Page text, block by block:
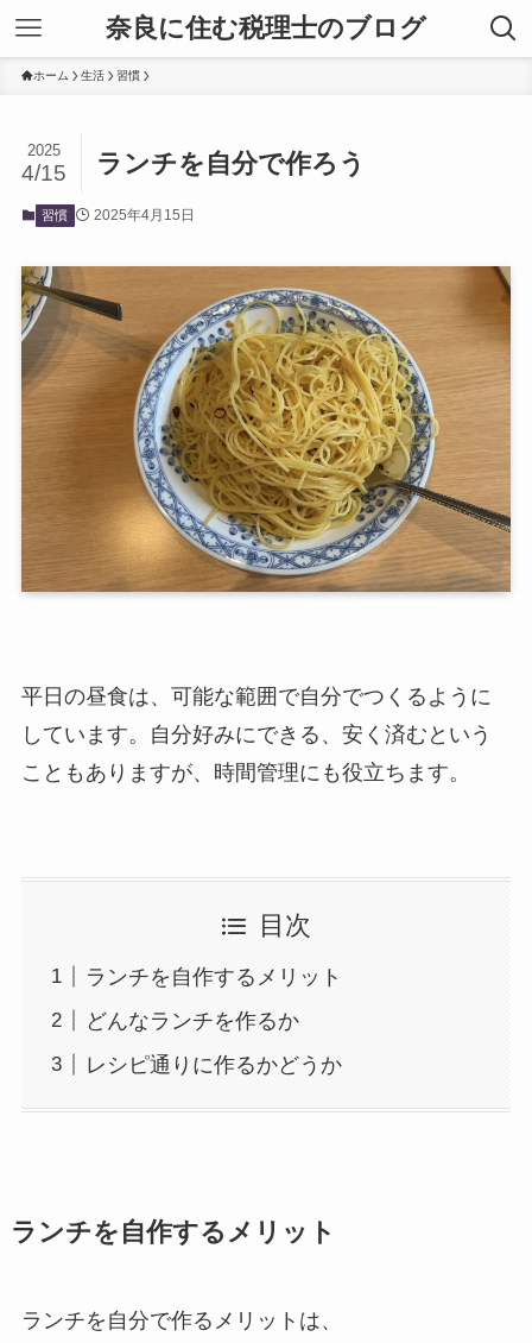
奈良に住む税理士のブログ
ホーム 生活 習慣
ランチを自分で作ろう
2025
4/15
習慣 2025年4月15日
平日の昼食は、可能な範囲で自分でつくるように
しています。自分好みにできる、安く済むという
こともありますが、時間管理にも役立ちます。
目次
ランチを自作するメリット
どんなランチを作るか
レシピ通りに作るかどうか
ランチを自作するメリット
ランチを自分で作るメリットは、